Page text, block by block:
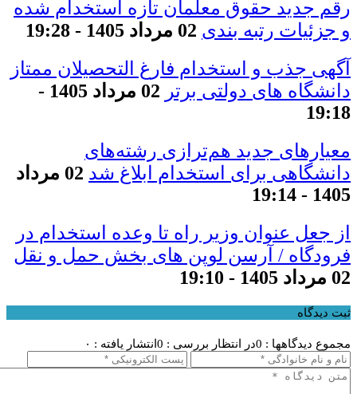
رقم جدید حقوق معلمان تازه استخدام شده
و جزئیات رتبه بندی 02 مرداد 1405 - 19:28
آگهی جذب و استخدام فارغ التحصیلان ممتاز
دانشگاه های دولتی برتر
02 مرداد 1405 -
19:18
معیار‌های جدید هم‌ترازی رشته‌های
دانشگاهی برای استخدام ابلاغ شد
02 مرداد
1405 - 19:14
از جعل عنوان وزیر راه تا وعده استخدام در
فرودگاه / آرسن لوپن های بخش حمل و نقل
02 مرداد 1405 - 19:10
ثبت دیدگاه
مجموع دیدگاهها : 0 در انتظار بررسی : 0 انتشار یافته : ۰